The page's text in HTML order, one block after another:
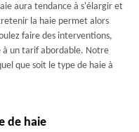
aura tendance à s'élargir et
la haie permet alors
faire des interventions,
à un tarif abordable. Notre
que soit le type de haie à
de haie